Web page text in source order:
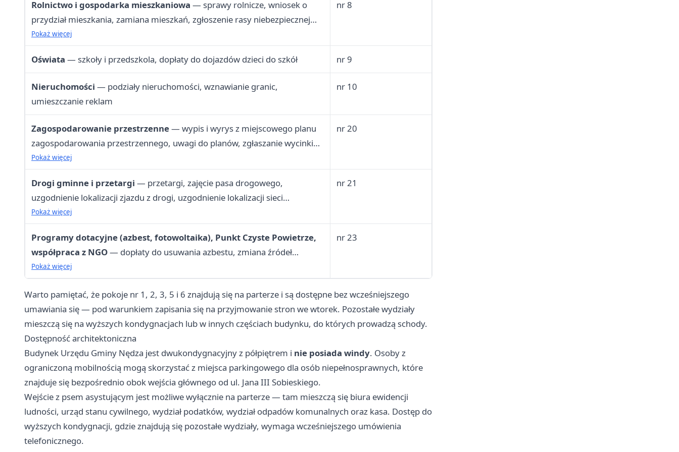
Rolnictwo i gospodarka mieszkaniowa — sprawy rolnicze, wniosek o
przydział mieszkania, zamiana mieszkań, zgłoszenie rasy niebezpiecznej
psa, ochrona zwierząt
Pokaż więcej
nr 8
Oświata — szkoły i przedszkola, dopłaty do dojazdów dzieci do szkół nr 9
Nieruchomości — podziały nieruchomości, wznawianie granic,
umieszczanie reklam
nr 10
Zagospodarowanie przestrzenne— wypis i wyrys z miejscowego planu
zagospodarowania przestrzennego, uwagi do planów, zgłaszanie wycinki
drzew i krzewów, zimowe utrzymanie dróg gminnych
Pokaż więcej
nr 20
Drogi gminne i przetargi — przetargi, zajęcie pasa drogowego,
uzgodnienie lokalizacji zjazdu z drogi, uzgodnienie lokalizacji sieci
wodociągowej i kanalizacyjnej, remonty i naprawy dróg gminnych
Pokaż więcej
nr 21
Programy dotacyjne (azbest, fotowoltaika), Punkt Czyste Powietrze,
współpraca z NGO— dopłaty do usuwania azbestu, zmiana źródeł
ogrzewania, fotowoltaika, dotacje na wymianę pieca i termomodernizację
(Czyste Powietrze), sprawy stowarzyszeń i organizacji pozarządowych
Pokaż więcej
nr 23
Warto pamiętać, że pokoje nr 1, 2, 3, 5 i 6 znajdują się na parterze i są dostępne bez wcześniejszego
umawiania się — pod warunkiem zapisania się na przyjmowanie stron we wtorek. Pozostałe wydziały
mieszczą się na wyższych kondygnacjach lub w innych częściach budynku, do których prowadzą schody.
Dostępność architektoniczna
Budynek Urzędu Gminy Nędza jest dwukondygnacyjny z półpiętrem i nie posiada windy. Osoby z
ograniczoną mobilnością mogą skorzystać z miejsca parkingowego dla osób niepełnosprawnych, które
znajduje się bezpośrednio obok wejścia głównego od ul. Jana III Sobieskiego.
Wejście z psem asystującym jest możliwe wyłącznie na parterze — tam mieszczą się biura ewidencji
ludności, urząd stanu cywilnego, wydział podatków, wydział odpadów komunalnych oraz kasa. Dostęp do
wyższych kondygnacji, gdzie znajdują się pozostałe wydziały, wymaga wcześniejszego umówienia
telefonicznego.